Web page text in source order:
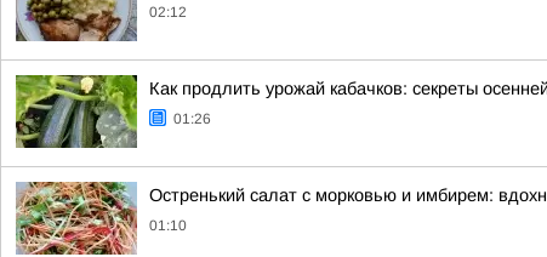
02:12
Как продлить урожай кабачков: секреты
01:26
Остренький салат с морковью и имбирем:
01:10